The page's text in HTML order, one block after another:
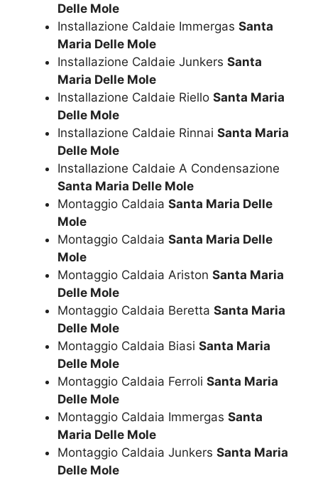
Delle Mole
Installazione Caldaie Immergas Santa
Maria Delle Mole
Installazione Caldaie Junkers Santa
Maria Delle Mole
Installazione Caldaie Riello Santa Maria
Delle Mole
Installazione Caldaie Rinnai Santa Maria
Delle Mole
Installazione Caldaie A Condensazione
Santa Maria Delle Mole
Montaggio Caldaia Santa Maria Delle
Mole
Montaggio Caldaia Santa Maria Delle
Mole
Montaggio Caldaia Ariston Santa Maria
Delle Mole
Montaggio Caldaia Beretta Santa Maria
Delle Mole
Montaggio Caldaia Biasi Santa Maria
Delle Mole
Montaggio Caldaia Ferroli Santa Maria
Delle Mole
Montaggio Caldaia Immergas Santa
Maria Delle Mole
Montaggio Caldaia Junkers Santa Maria
Delle Mole